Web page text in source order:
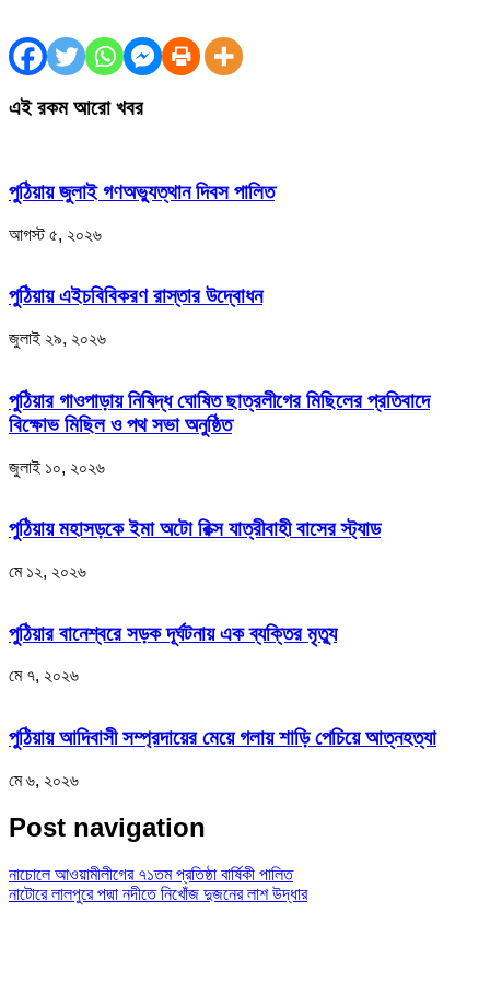
এই রকম আরো খবর
পুঠিয়ায় জুলাই গণঅভ্যুত্থান দিবস পালিত
আগস্ট ৫, ২০২৬
পুঠিয়ায় এইচবিবিকরণ রাস্তার উদ্বোধন
জুলাই ২৯, ২০২৬
পুঠিয়ার গাওপাড়ায় নিষিদ্ধ ঘোষিত ছাত্রলীগের মিছিলের প্রতিবাদে
বিক্ষোভ মিছিল ও পথ সভা অনুষ্ঠিত
জুলাই ১০, ২০২৬
পুঠিয়ায় মহাসড়কে ইমা অটো রিক্স যাত্রীবাহী বাসের স্ট্যাড
মে ১২, ২০২৬
পুঠিয়ার বানেশ্বরে সড়ক দূর্ঘটনায় এক ব্যক্তির মৃত্যু
মে ৭, ২০২৬
পুঠিয়ায় আদিবাসী সম্প্রদায়ের মেয়ে গলায় শাড়ি পেচিয়ে আত্নহত্যা
মে ৬, ২০২৬
Post navigation
নাচোলে আওয়ামীলীগের ৭১তম প্রতিষ্ঠা বার্ষিকী পালিত
নাটোরে লালপুরে পদ্মা নদীতে নিখোঁজ দুজনের লাশ উদ্ধার